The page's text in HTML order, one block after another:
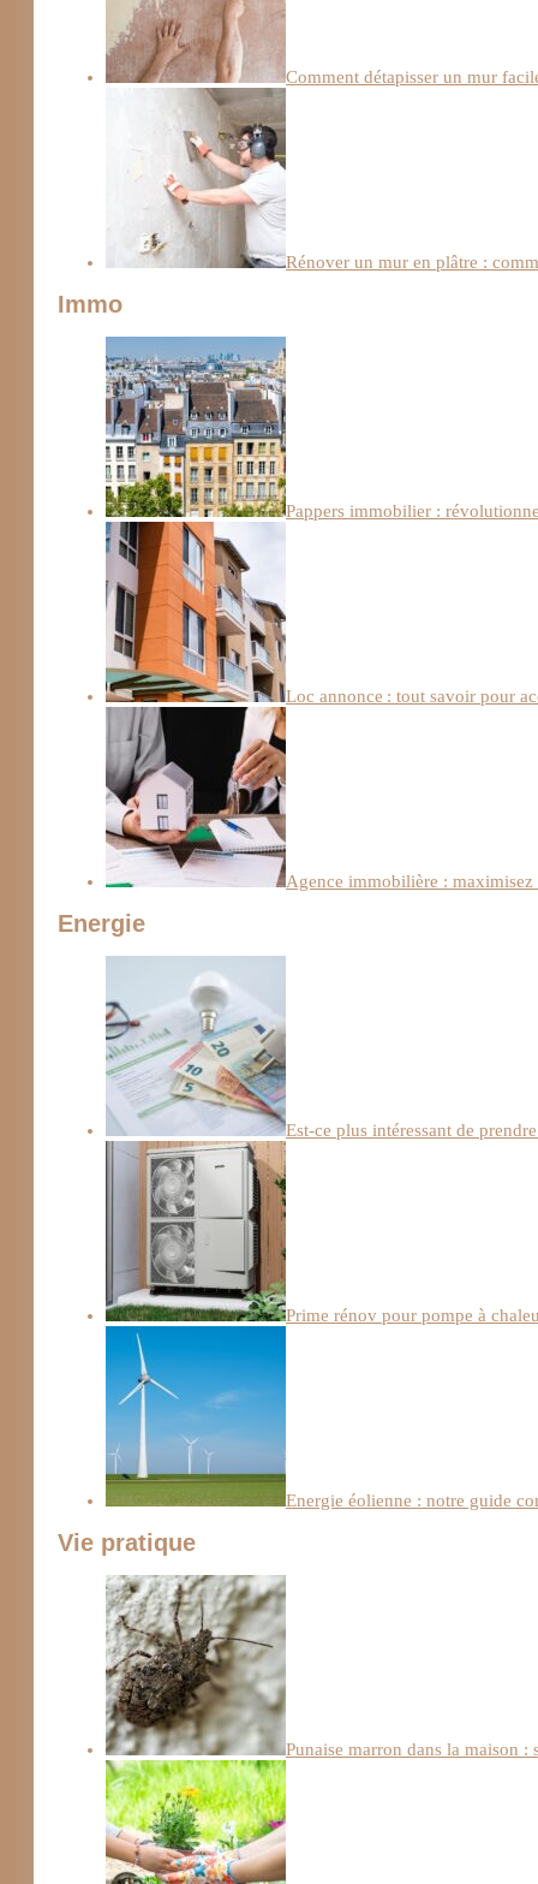
Comment détapisser un mur
Rénover un mur en plâtre :
Immo
Pappers immobilier :
Loc annonce : tout savoir pour
Agence immobilière :
Energie
Est-ce plus intéressant de
Prime rénov pour pompe à
Energie éolienne : notre guide
Vie pratique
Punaise marron dans la maison